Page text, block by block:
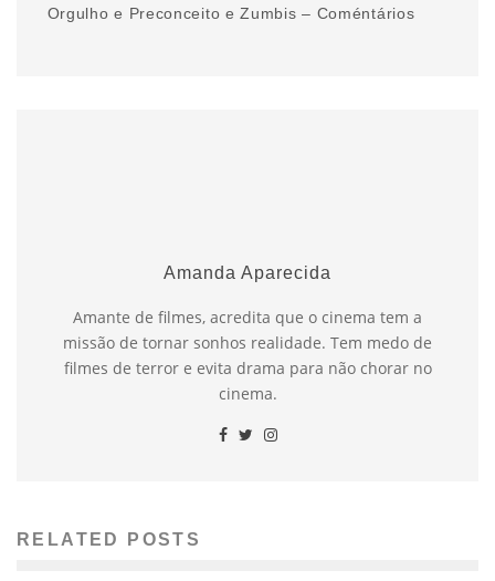
Orgulho e Preconceito e Zumbis – Coméntários
Amanda Aparecida
Amante de filmes, acredita que o cinema tem a
missão de tornar sonhos realidade. Tem medo de
filmes de terror e evita drama para não chorar no
cinema.
RELATED POSTS